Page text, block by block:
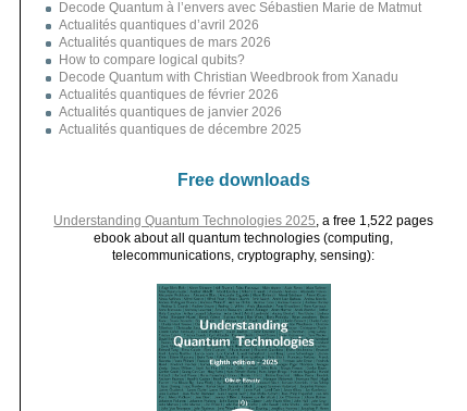
Decode Quantum à l’envers avec Sébastien Marie de Matmut
Actualités quantiques d’avril 2026
Actualités quantiques de mars 2026
How to compare logical qubits?
Decode Quantum with Christian Weedbrook from Xanadu
Actualités quantiques de février 2026
Actualités quantiques de janvier 2026
Actualités quantiques de décembre 2025
Free downloads
Understanding Quantum Technologies 2025 , a free 1,522 pages
ebook about all quantum technologies (computing,
telecommunications, cryptography, sensing):